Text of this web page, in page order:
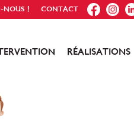
NOUS ! CONTACT FB IG IN
RÉALISATIONS